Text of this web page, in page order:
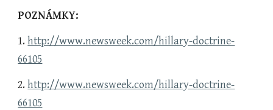
POZNÁMKY:
1. http://www.newsweek.com/hillary-doctrine-
66105
2. http://www.newsweek.com/hillary-doctrine-
66105